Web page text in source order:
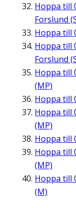
Hoppa till
Forslund
Hoppa till
Hoppa till
Forslund
Hoppa till
(MP)
Hoppa till
Hoppa till
(MP)
Hoppa till
Hoppa till
(MP)
Hoppa till
(M)